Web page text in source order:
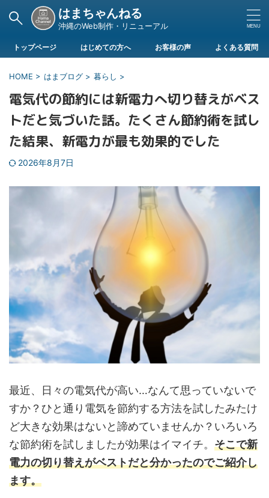
はまちゃんねる
沖縄のWeb制作・リニューアル
トップページ はじめての方へ お客様の声 よくある質問
HOME > はまブログ > 暮らし >
電気代の節約には新電力へ切り替えがベス
トだと気づいた話。たくさん節約術を試し
た結果、新電力が最も効果的でした
2026年8月7日
最近、日々の電気代が高い…なんて思っていないで
すか？ひと通り電気を節約する方法を試したみたけ
ど大きな効果はないと諦めていませんか？いろいろ
な節約術を試しましたが効果はイマイチ。 そこで新
電力の切り替えがベストだと分かったのでご紹介し
ます。